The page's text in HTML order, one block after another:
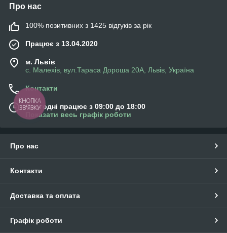
Про нас
100% позитивних з 1425 відгуків за рік
Працює з 13.04.2020
м. Львів
с. Малехів, вул.Тараса Дороша 20А, Львів, Україна
Контакти
Сьогодні працює з 09:00 до 18:00
Показати весь графік роботи
Про нас
Контакти
Доставка та оплата
Графік роботи
КНОПКА
ЗВ'ЯЗКУ